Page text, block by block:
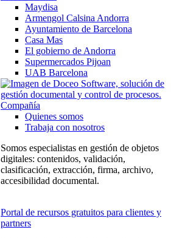
Maydisa
Armengol Calsina Andorra
Ayuntamiento de Barcelona
Casa Mas
El gobierno de Andorra
Supermercados Pijoan
UAB Barcelona
Compañía
Quienes somos
Trabaja con nosotros
Somos especialistas en gestión de objetos
digitales: contenidos, validación,
clasificación, extracción, firma, archivo,
accesibilidad documental.
Portal de recursos gratuitos para clientes y
partners